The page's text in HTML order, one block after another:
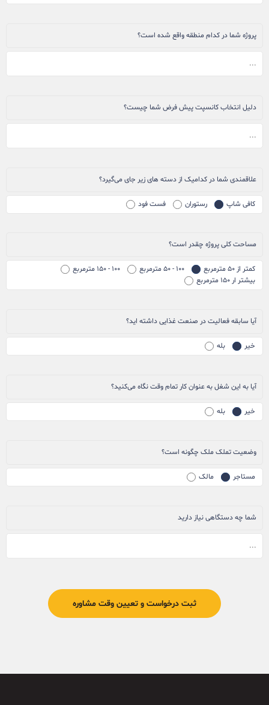
پروژه شما در کدام منطقه واقع شده است؟
دلیل انتخاب کانسپت پیش فرض شما چیست؟
علاقمندی شما در کدامیک از دسته های زیر جای می‌گیرد؟
کافی شاپ رستوران فست فود
مساحت کلی پروژه چقدر است؟
کمتر از ۵۰ مترمربع ۱۰۰ - ۵۰ مترمربع
۱۰۰ - ۱۵۰ مترمربع
بیشتر ار ۱۵۰ مترمربع
آیا سابقه فعالیت در صنعت غذایی داشته اید؟
خیر بله
آیا به این شغل به عنوان کار تمام وقت نگاه می‌کنید؟
خیر بله
وضعیت تملک ملک چگونه است؟
مستاجر مالک
شما چه دستگاهی نیاز دارید